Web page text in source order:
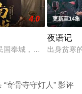
生肖”离奇流血炸裂
4.0
国奉城，玉佛头离奇失
更新至14集
夜语记
出身贫寒
“寄骨寺守灯人” 影评